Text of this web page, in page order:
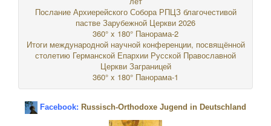
Послание Архиерейского Собора РПЦЗ благочестивой
пастве Зарубежной Церкви 2026
360° x 180° Панорама-2
Итоги международной научной конференции, посвящённой
столетию Германской Епархии Русской Православной
Церкви Заграницей
360° x 180° Панорама-1
Facebook: Russisch-Orthodoxe Jugend in Deutschland